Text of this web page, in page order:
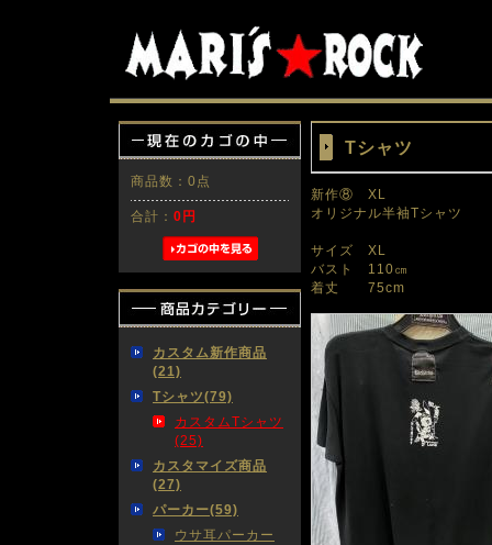
商品数：0点
合計： 0円
カスタム新作商品
(21)
Tシャツ(79)
カスタムTシャツ
(25)
カスタマイズ商品
(27)
パーカー(59)
ウサ耳パーカー
Tシャツ
新作⑧ XL
オリジナル半袖Tシャツ
サイズ XL
バスト 110㎝
着丈 75cm